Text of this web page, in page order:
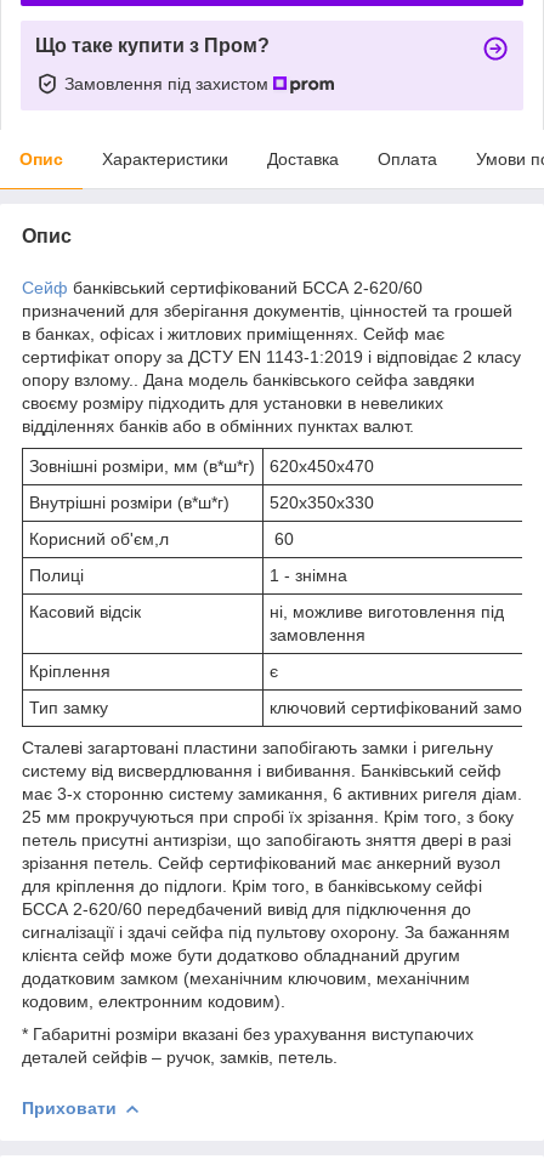
Що таке купити з Пром?
Замовлення під захистом
Опис Характеристики Доставка Оплата Умови
Опис
Сейф банківський сертифікований БССА 2-620/60
призначений для зберігання документів, цінностей та грошей
в банках, офісах і житлових приміщеннях. Сейф має
сертифікат опору за ДСТУ ЕN 1143-1:2019 і відповідає 2 класу
опору взлому.. Дана модель банківського сейфа завдяки
своєму розміру підходить для установки в невеликих
відділеннях банків або в обмінних пунктах валют.
Зовнішні розміри, мм (в*ш*г)
620х450х470
Внутрішні розміри (в*ш*г)
520х350х330
Корисний об'єм,л
60
Полиці
1 - знімна
Касовий відсік
ні, можливе виготовлення під
замовлення
Кріплення
є
Тип замку
ключовий сертифікований замок
Сталеві загартовані пластини запобігають замки і ригельну
систему від висвердлювання і вибивання. Банківський сейф
має 3-х сторонню систему замикання, 6 активних ригеля діам.
25 мм прокручуються при спробі їх зрізання. Крім того, з боку
петель присутні антизрізи, що запобігають зняття двері в разі
зрізання петель. Сейф сертифікований має анкерний вузол
для кріплення до підлоги. Крім того, в банківському сейфі
БССА 2-620/60 передбачений вивід для підключення до
сигналізації і здачі сейфа під пультову охорону. За бажанням
клієнта сейф може бути додатково обладнаний другим
додатковим замком (механічним ключовим, механічним
кодовим, електронним кодовим).
* Габаритні розміри вказані без урахування виступаючих
деталей сейфів – ручок, замків, петель.
Приховати